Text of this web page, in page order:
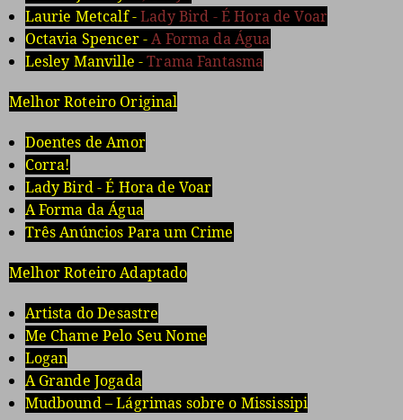
Laurie Metcalf -Lady Bird - É Hora de Voar
Octavia Spencer -A Forma da Água
Lesley Manville -Trama Fantasma
Melhor Roteiro Original
Doentes de Amor
Corra!
Lady Bird - É Hora de Voar
A Forma da Água
Três Anúncios Para um Crime
Melhor Roteiro Adaptado
Artista do Desastre
Me Chame Pelo Seu Nome
Logan
A Grande Jogada
Mudbound – Lágrimas sobre o Mississipi